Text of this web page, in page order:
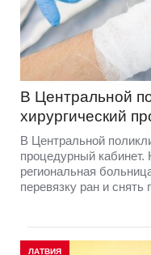
В Центральной
хирургический
В Центральной
процедурный кабинет.
региональная
перевязку ран и
ЛАТВИЯ